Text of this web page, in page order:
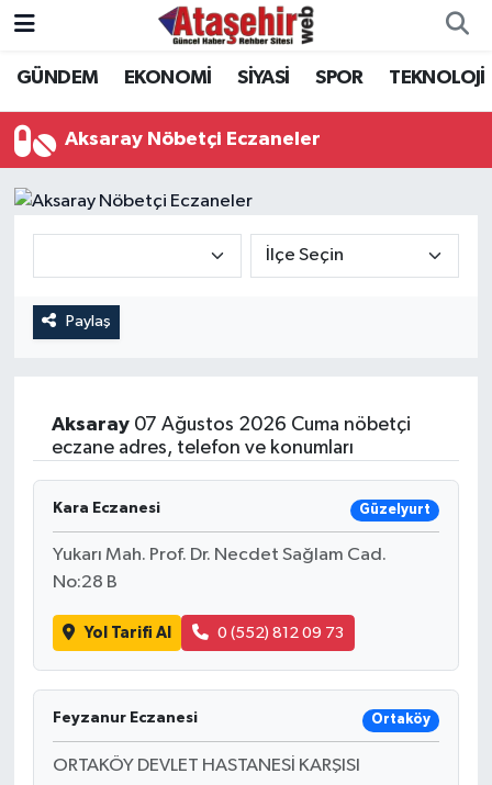
GÜNDEM EKONOMİ SİYASİ SPOR TEKNOLOJİ
Aksaray Nöbetçi Eczaneler
Paylaş
Aksaray07 Ağustos 2026 Cuma nöbetçi
eczane adres, telefon ve konumları
Kara Eczanesi Güzelyurt
Yukarı Mah. Prof. Dr. Necdet Sağlam Cad.
No:28 B
Yol Tarifi Al 0 (552) 812 09 73
Feyzanur Eczanesi Ortaköy
ORTAKÖY DEVLET HASTANESİ KARŞISI
Hava Durumu
Trafik Durumu
Süper Lig Puan Durumu ve Fikstür
Son Dakika Haberleri